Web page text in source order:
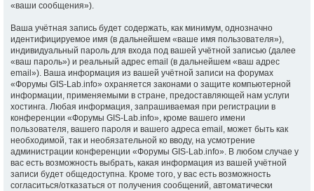
«ваши сообщения»).
Ваша учётная запись будет содержать, как минимум, однозначно
идентифицируемое имя (в дальнейшем «ваше имя пользователя»),
индивидуальный пароль для входа под вашей учётной записью (далее
«ваш пароль») и реальный адрес email (в дальнейшем «ваш адрес
email»). Ваша информация из вашей учётной записи на форумах
«Форумы GIS-Lab.info» охраняется законами о защите компьютерной
информации, применяемыми в стране, предоставляющей нам услуги
хостинга. Любая информация, запрашиваемая при регистрации в
конференции «Форумы GIS-Lab.info», кроме вашего имени
пользователя, вашего пароля и вашего адреса email, может быть как
необходимой, так и необязательной ко вводу, на усмотрение
администрации конференции «Форумы GIS-Lab.info». В любом случае у
вас есть возможность выбрать, какая информация из вашей учётной
записи будет общедоступна. Кроме того, у вас есть возможность
согласиться/отказаться от получения сообщений, автоматически